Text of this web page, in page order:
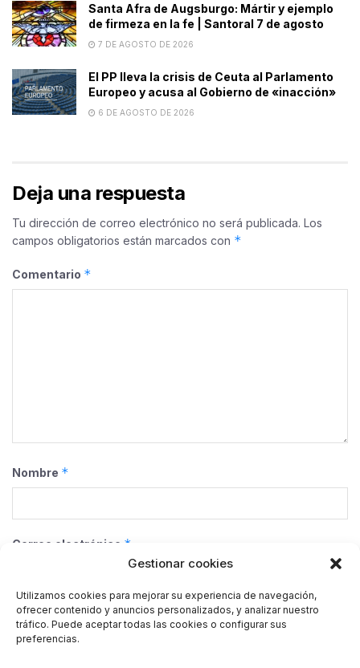
Gestionar cookies
Utilizamos cookies para mejorar su experiencia de navegación,
ofrecer contenido y anuncios personalizados, y analizar nuestro
tráfico. Puede aceptar todas las cookies o configurar sus
preferencias.
Santa Afra de Augsburgo: Mártir y ejemplo
de firmeza en la fe | Santoral 7 de agosto
7 DE AGOSTO DE 2026
El PP lleva la crisis de Ceuta al Parlamento
Europeo y acusa al Gobierno de «inacción»
6 DE AGOSTO DE 2026
Deja una respuesta
Tu dirección de correo electrónico no será publicada. Los
campos obligatorios están marcados con *
Comentario *
Nombre *
Correo electrónico *
Web